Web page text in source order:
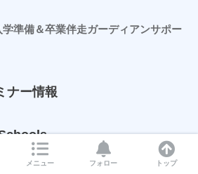
準備＆卒業伴走ガーディアンサポー
ナー情報
メニュー フォロー トップ